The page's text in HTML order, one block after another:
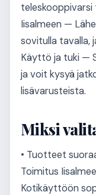
teleskooppivarsi
Iisalmeen —
sovitulla tavalla,
Käyttö ja tuki —
ja voit kysyä
lisävarusteista.
Miksi
• Tuotteet
Toimitus
Kotikäyttöön